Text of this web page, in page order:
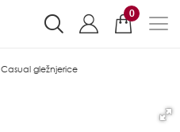
0
Casual gležnjerice